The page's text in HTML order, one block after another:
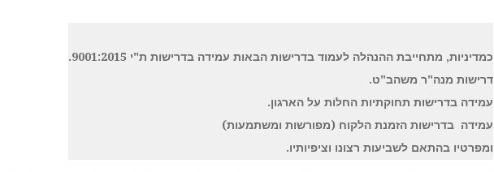
כמדיניות, מתחייבת ההנהלה לעמוד בדרישות הבאות עמידה בדרישות ת"י 9001:2015.
דרישות מנה"ר משהב"ט.
עמידה בדרישות תחוקתיות החלות על הארגון.
עמידה בדרישות הזמנת הלקוח (מפורשות ומשתמעות)
ומפרטיו בהתאם לשביעות רצונו וציפיותיו.